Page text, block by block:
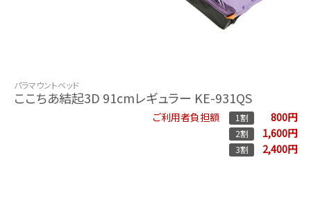
パラマウントベッド
ここちあ結起3D 91cmレギュラー KE-931QS
ご利用者負担額 1割 800円
2割 1,600円
3割 2,400円